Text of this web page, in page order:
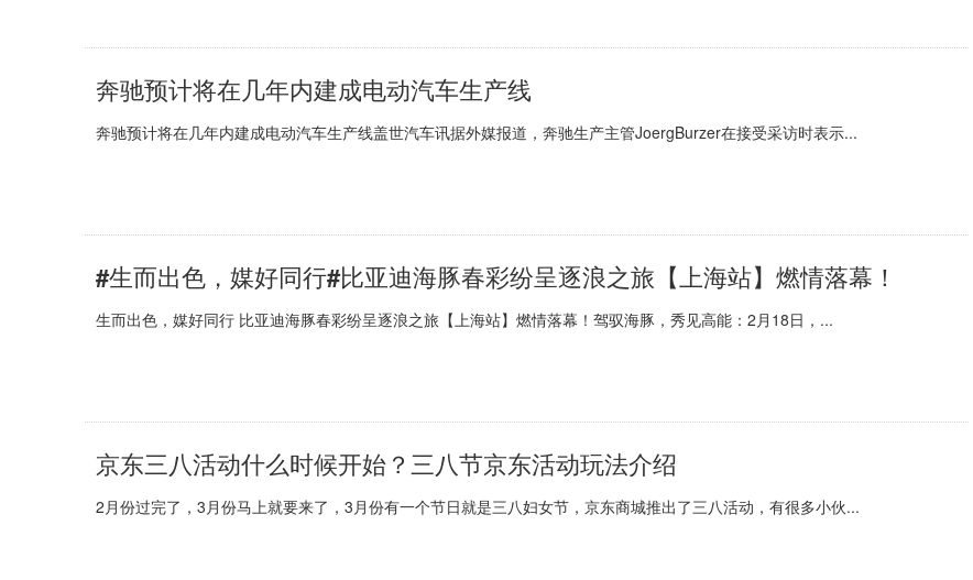
奔驰预计将在几年内建成电动汽车生产线
奔驰预计将在几年内建成电动汽车生产线盖世汽车讯据外媒报道，奔驰生产主管JoergBurzer在接受采访时表示...
#生而出色，媒好同行#比亚迪海豚春彩纷呈逐浪之旅【上海站】燃情落幕！
生而出色，媒好同行 比亚迪海豚春彩纷呈逐浪之旅【上海站】燃情落幕！驾驭海豚，秀见高能：2月18日，...
京东三八活动什么时候开始？三八节京东活动玩法介绍
2月份过完了，3月份马上就要来了，3月份有一个节日就是三八妇女节，京东商城推出了三八活动，有很多小伙...